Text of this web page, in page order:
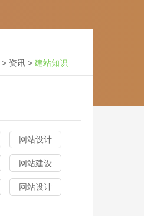
> 资讯 >建站知识
网站设计
网站建设
网站设计